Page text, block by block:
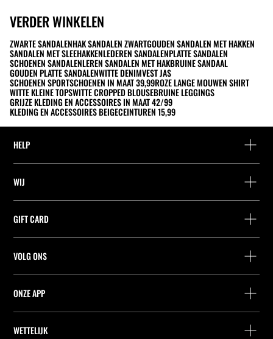
VERDER WINKELEN
ZWARTE SANDALENHAK SANDALEN ZWARTGOUDEN SANDALEN MET HAKKEN
SANDALEN MET SLEEHAKKENLEDEREN SANDALENPLATTE SANDALEN
SCHOENEN SANDALENLEREN SANDALEN MET HAKBRUINE SANDAAL
GOUDEN PLATTE SANDALENWITTE DENIMVEST JAS
SCHOENEN SPORTSCHOENEN IN MAAT 39,99ROZE LANGE MOUWEN SHIRT
WITTE KLEINE TOPSWITTE CROPPED BLOUSEBRUINE LEGGINGS
GRIJZE KLEDING EN ACCESSOIRES IN MAAT 42/99
KLEDING EN ACCESSOIRES BEIGECEINTUREN 15,99
HELP
Leveringspunt zoeken
Retournering als gast
Leveringspunt zoeken
Cookie-voorkeuren
WIJ
Zoek een winkel
Werk bij Stradivarius
GIFT CARD
Saldo Opvragen
VOLG ONS
ONZE APP
WETTELIJK